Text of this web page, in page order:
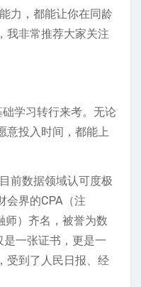
力，都能让你在同龄
我非常推荐大家关注
学习转行来考。无论
意投入时间，都能上
前数据领域认可度极
会界的CPA（注
师）齐名，被誉为数
是一张证书，更是一
受到了人民日报、经